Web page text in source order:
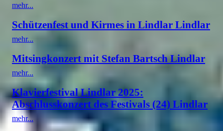
mehr...
Schützenfest und Kirmes in Lindlar Lindlar
mehr...
Mitsingkonzert mit Stefan Bartsch Lindlar
mehr...
Klavierfestival Lindlar 2025:
Abschlusskonzert des Festivals (24) Lindlar
mehr...